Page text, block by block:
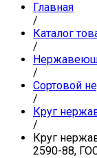
Главная
/
Каталог
/
/
Сортовой
/
Круг
/
Круг
2590-88,